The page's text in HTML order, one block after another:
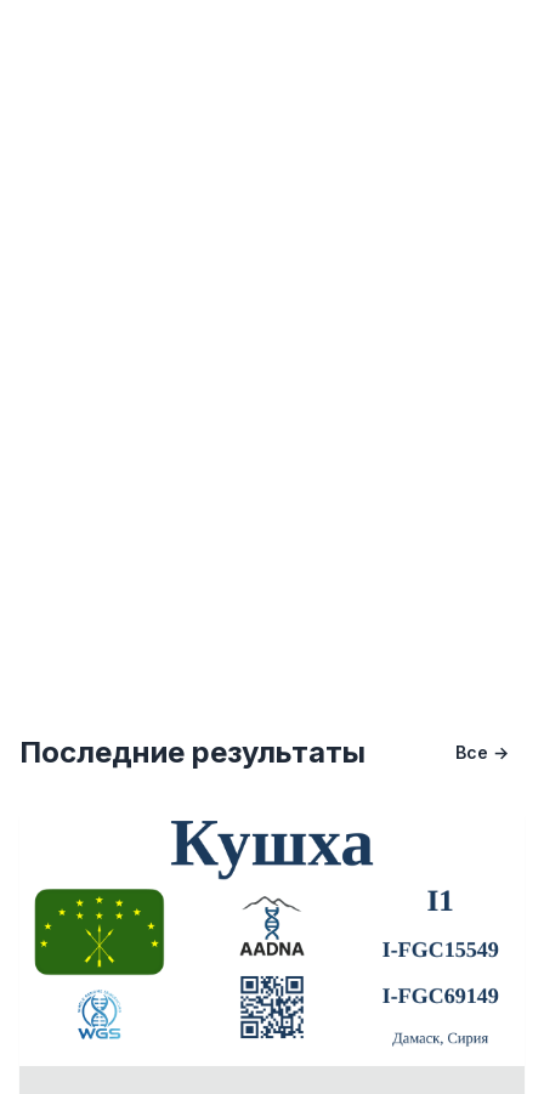
Последние результаты Все →